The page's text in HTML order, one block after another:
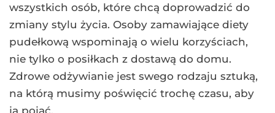
wszystkich osób, które chcą doprowadzić do
zmiany stylu życia. Osoby zamawiające diety
pudełkową wspominają o wielu korzyściach,
nie tylko o posiłkach z dostawą do domu.
Zdrowe odżywianie jest swego rodzaju sztuką,
na którą musimy poświęcić trochę czasu, aby
ją pojąć.